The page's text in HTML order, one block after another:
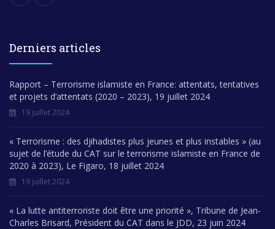
Derniers articles
Rapport – Terrorisme islamiste en France: attentats, tentatives
et projets d’attentats (2020 – 2023), 19 juillet 2024
19 juillet 2024
« Terrorisme : des djihadistes plus jeunes et plus instables » (au
sujet de l’étude du CAT sur le terrorisme islamiste en France de
2020 à 2023), Le Figaro, 18 juillet 2024
19 juillet 2024
« La lutte antiterroriste doit être une priorité », Tribune de Jean-
Charles Brisard, Président du CAT dans le JDD, 23 juin 2024